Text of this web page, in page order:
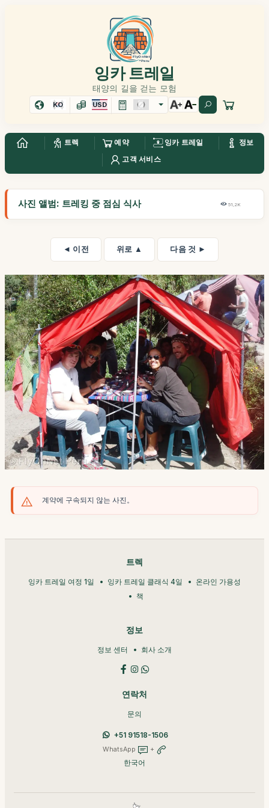
잉카 트레일
태양의 길을 걷는 모험
KO USD
트렉 예약 잉카 트레일
정보
고객 서비스
사진 앨범: 트레킹 중 점심 식사 51,2K
◄ 이전 위로 ▲ 다음 것 ►
계약에 구속되지 않는 사진。
트렉
잉카 트레일 여정 1일 잉카 트레일 클래식 4일
온라인 가용성
책
정보
정보 센터 회사 소개
연락처
문의
+51 91518-1506
WhatsApp +
한국어